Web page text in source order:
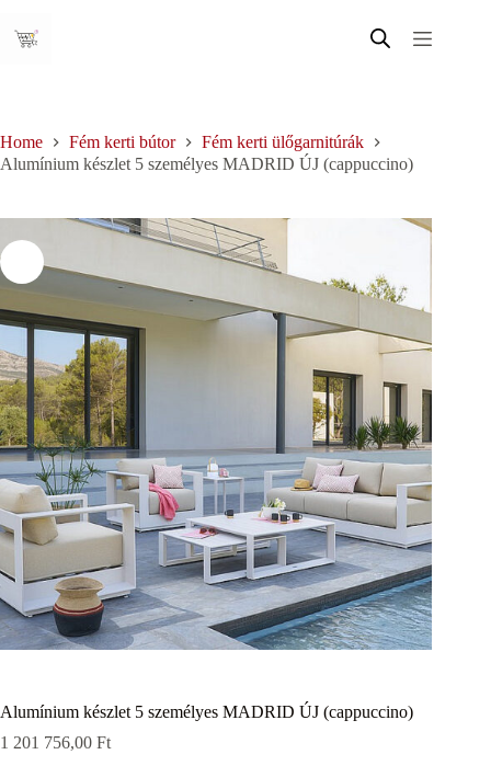
content
Home Fém kerti bútor
Fém kerti ülőgarnitúrák
Alumínium készlet 5 személyes MADRID ÚJ (cappuccino)
Alumínium készlet 5 személyes MADRID ÚJ (cappuccino)
1 201 756,00 Ft